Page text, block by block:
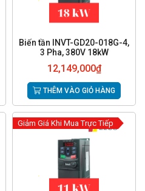
Biến tần INVT-GD20-018G-4,
3 Pha, 380V 18kW
12,149,000₫
THÊM VÀO GIỎ HÀNG
Giảm Giá Khi Mua Trực Tiếp